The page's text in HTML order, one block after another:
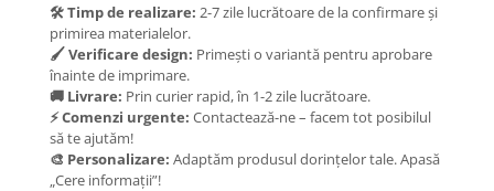
🛠️ Timp de realizare: 2-7 zile lucrătoare de la confirmare și
primirea materialelor.
🖌️ Verificare design: Primești o variantă pentru aprobare
înainte de imprimare.
🚚 Livrare: Prin curier rapid, în 1-2 zile lucrătoare.
⚡ Comenzi urgente: Contactează-ne – facem tot posibilul
să te ajutăm!
🎨 Personalizare: Adaptăm produsul dorințelor tale. Apasă
„Cere informații”!